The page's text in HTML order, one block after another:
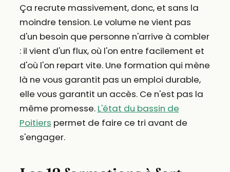
Ça recrute massivement, donc, et sans la
moindre tension. Le volume ne vient pas
d'un besoin que personne n'arrive à combler
: il vient d'un flux, où l'on entre facilement et
d'où l'on repart vite. Une formation qui mène
là ne vous garantit pas un emploi durable,
elle vous garantit un accès. Ce n'est pas la
même promesse. L'état du bassin de
Poitiers permet de faire ce tri avant de
s'engager.